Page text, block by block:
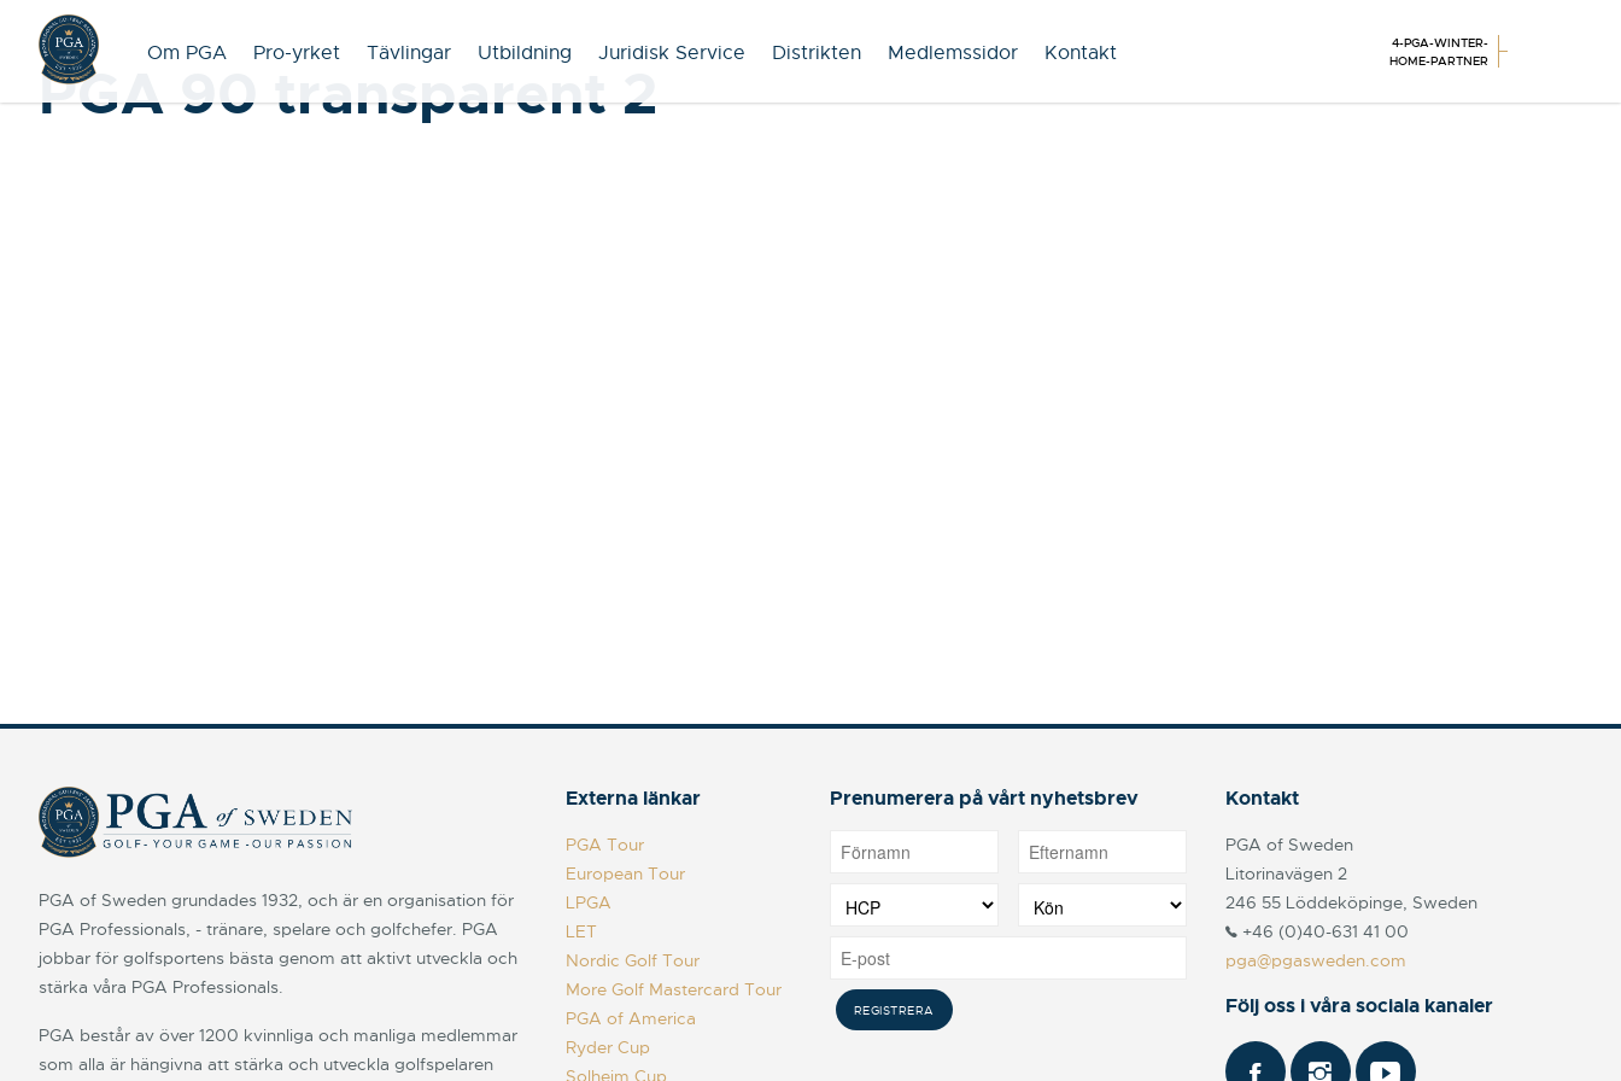
Om PGA Pro-yrket Tävlingar Utbildning Juridisk Service Distrikten Medlemssidor Kontakt
4-PGA-WINTER-
HOME-PARTNER
PGA 90 transparent 2
PGA of Sweden grundades 1932, och är en organisation för
PGA Professionals, - tränare, spelare och golfchefer. PGA
jobbar för golfsportens bästa genom att aktivt utveckla och
stärka våra PGA Professionals.
PGA består av över 1200 kvinnliga och manliga medlemmar
som alla är hängivna att stärka och utveckla golfspelaren
Externa länkar
PGA Tour
European Tour
LPGA
LET
Nordic Golf Tour
More Golf Mastercard Tour
PGA of America
Ryder Cup
Solheim Cup
Prenumerera på vårt nyhetsbrev Kontakt
PGA of Sweden
Litorinavägen 2
246 55 Löddeköpinge, Sweden
+46 (0)40-631 41 00
pga@pgasweden.com
Följ oss i våra sociala kanaler